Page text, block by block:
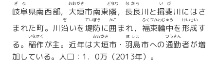
岐阜
ぎふ
県南西部， 大垣
おおがき
市南東隣
どなり
， 長良
ながら
川と揖斐
いび
川にはさ
まれた町。川沿
ぞ
いを堤防
ていぼう
に囲
かこ
まれ， 福束
ふくづか
輪中
わじゅう
を 形成
けいせい
す
る。 稲作
いなさく
が主。近年は大垣
おおがき
市・ 羽島
はしま
市への通勤
つうきん
者が増
加している。人口：1．0万（2013年）。